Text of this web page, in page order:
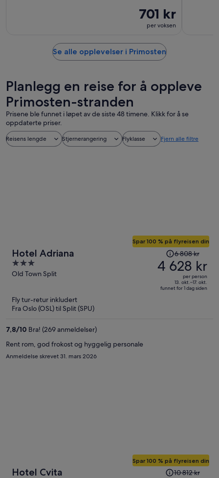
701 kr
per voksen
Se alle opplevelser i Primosten
Planlegg en reise for å oppleve
Primosten-stranden
Prisene ble funnet i løpet av de siste 48 timene. Klikk for å se
oppdaterte priser.
Reisens lengde Stjernerangering Flyklasse Fjern alle filtre
Hotel Adriana
3
out
Old Town Split
Spar 100 % på flyreisen din
Prisen
var
6 808 kr,
prisen
er
6 808 kr
4 628 kr
per person
13. okt.–17. okt.
funnet for 1 dag siden
Fly tur-retur inkludert
Fra Oslo (OSL) til Split (SPU)
7,8/10 Bra! (269 anmeldelser)
Rent rom, god frokost og hyggelig personale
Anmeldelse skrevet 31. mars 2026
Hotel Cvita
Spar 100 % på flyreisen din
Prisen10 812 kr